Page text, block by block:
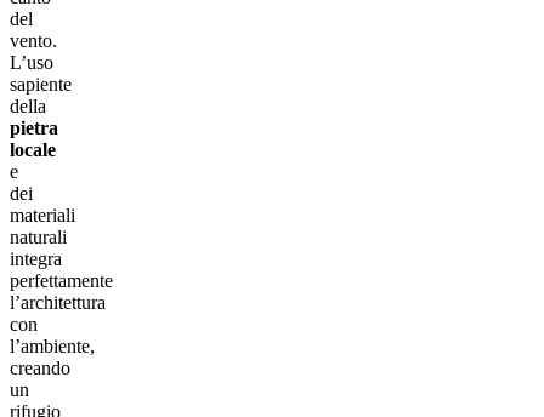
del
vento.
L’uso
sapiente
della
pietra
locale
e
dei
materiali
naturali
integra
perfettamente
l’architettura
con
l’ambiente,
creando
un
rifugio